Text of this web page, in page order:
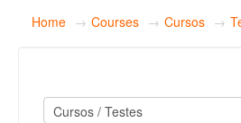
Home → Courses → Cursos →